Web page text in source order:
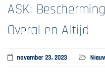
ASK:
Overal en Altijd
november 23, 2023